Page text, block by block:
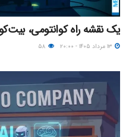
یک نقشه راه کوانتومی،